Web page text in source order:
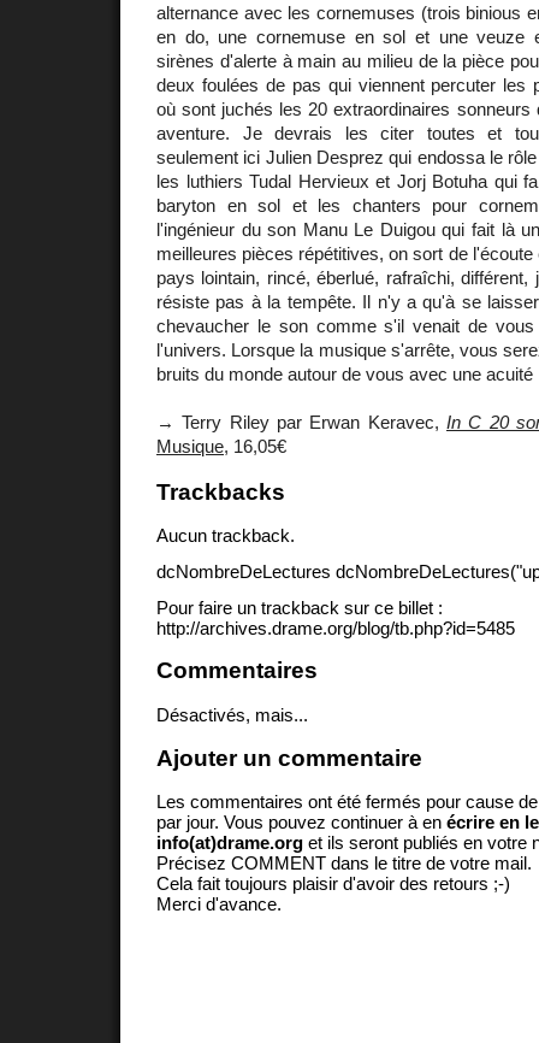
alternance avec les cornemuses (trois binious
en do, une cornemuse en sol et une veuze
sirènes d'alerte à main au milieu de la pièce
deux foulées de pas qui viennent percuter les
où sont juchés les 20 extraordinaires sonneurs
aventure. Je devrais les citer toutes et
seulement ici Julien Desprez qui endossa le
les luthiers Tudal Hervieux et Jorj Botuha qui
baryton en sol et les chanters pour
l'ingénieur du son Manu Le Duigou qui fait là
meilleures pièces répétitives, on sort de
pays lointain, rincé, éberlué, rafraîchi,
résiste pas à la tempête. Il n'y a qu'à se
chevaucher le son comme s'il venait de
l'univers. Lorsque la musique s'arrête, vous
bruits du monde autour de vous avec une acuité
→ Terry Riley par Erwan Keravec, In C 20
Musique, 16,05€
Trackbacks
Aucun trackback.
dcNombreDeLectures
Pour faire un trackback sur ce billet :
http://archives.drame.org/blog/tb.php?id=5485
Commentaires
Désactivés, mais...
Ajouter un commentaire
Les commentaires ont été fermés pour cause
par jour. Vous pouvez continuer à en écrire en
info(at)drame.org et ils seront publiés en votre
Précisez COMMENT dans le titre de votre mail.
Cela fait toujours plaisir d'avoir des retours ;-)
Merci d'avance.